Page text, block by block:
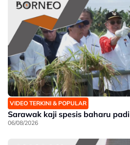
VIDEO TERKINI & POPULAR
Sarawak kaji spesis baharu padi
06/08/2026